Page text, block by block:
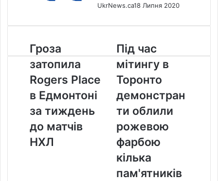
UkrNews.ca18 Липня 2020
Гроза
затопила
Rogers
Place
в
Едмонтоні
тиждень
до
матчів
НХЛ
Гроза
затопила
Rogers Place
в Едмонтоні
за тиждень
до матчів
НХЛ
Під
час
мітингу
в
Торонто
демонстранти
рожевою
фарбою
кілька
пам'ятників
Під час
мітингу в
Торонто
демонстран
ти облили
рожевою
фарбою
кілька
пам'ятників